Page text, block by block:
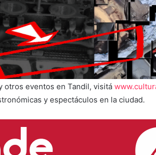
otros eventos en Tandil, visitá
y espectáculos en la ciudad.